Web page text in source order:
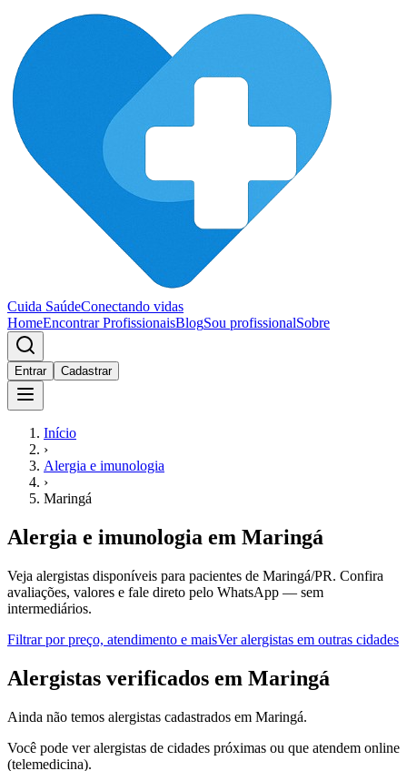
Cuida SaúdeConectando vidas
HomeEncontrar ProfissionaisBlogSou profissionalSobre
Entrar Cadastrar
Início
›
Alergia e imunologia
›
Maringá
Alergia e imunologia em Maringá
Veja alergistas disponíveis para pacientes de Maringá/PR. Confira
avaliações, valores e fale direto pelo WhatsApp — sem
intermediários.
Filtrar por preço, atendimento e maisVeralergistas em outras cidades
Alergistas verificados em Maringá
Ainda não temos alergistas cadastrados em Maringá.
Você pode veralergistas de cidades próximas ou que atendem online
(telemedicina).